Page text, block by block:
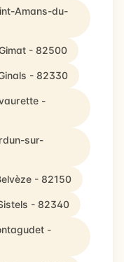
Amans-du-
- 82500
- 82330
-
sur-
- 82150
- 82340
-